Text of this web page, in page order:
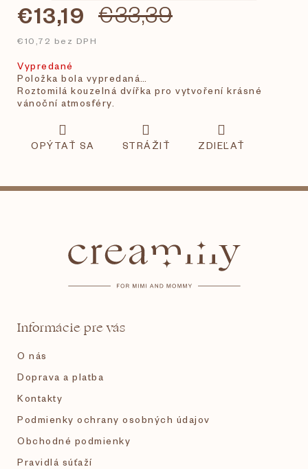
€33,39
€13,19
€10,72 bez DPH
Vypredané
Položka bola vypredaná…
Roztomilá kouzelná dvířka pro vytvoření krásné
vánoční atmosféry.
OPÝTAŤ SA STRÁŽIŤ ZDIEĽAŤ
Informácie pre vás
O nás
Doprava a platba
Kontakty
Podmienky ochrany osobných údajov
Obchodné podmienky
Pravidlá súťaží